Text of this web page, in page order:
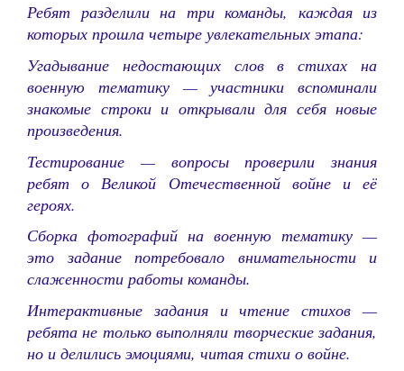
Ребят разделили на три команды, каждая из
которых прошла четыре увлекательных этапа:
Угадывание недостающих слов в стихах на
военную тематику — участники вспоминали
знакомые строки и открывали для себя новые
произведения.
Тестирование — вопросы проверили знания
ребят о Великой Отечественной войне и её
героях.
Сборка фотографий на военную тематику —
это задание потребовало внимательности и
слаженности работы команды.
Интерактивные задания и чтение стихов —
ребята не только выполняли творческие задания,
но и делились эмоциями, читая стихи о войне.